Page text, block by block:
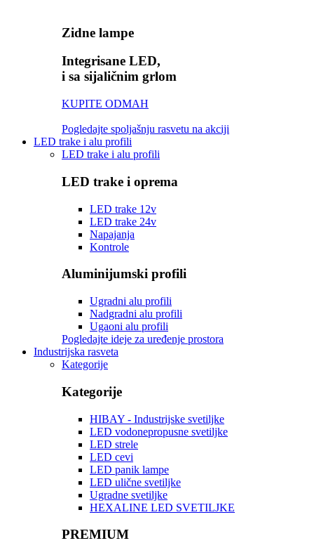
Zidne lampe
Integrisane LED,
i sa sijaličnim grlom
KUPITE ODMAH
Pogledajte spoljašnju rasvetu na akciji
LED trake i alu profili
LED trake i alu profili
LED trake i oprema
LED trake 12v
LED trake 24v
Napajanja
Kontrole
Aluminijumski profili
Ugradni alu profili
Nadgradni alu profili
Ugaoni alu profili
Pogledajte ideje za uređenje prostora
Industrijska rasveta
Kategorije
Kategorije
HIBAY - Industrijske svetiljke
LED vodonepropusne svetiljke
LED strele
LED cevi
LED panik lampe
LED ulične svetiljke
Ugradne svetiljke
HEXALINE LED SVETILJKE
PREMIUM